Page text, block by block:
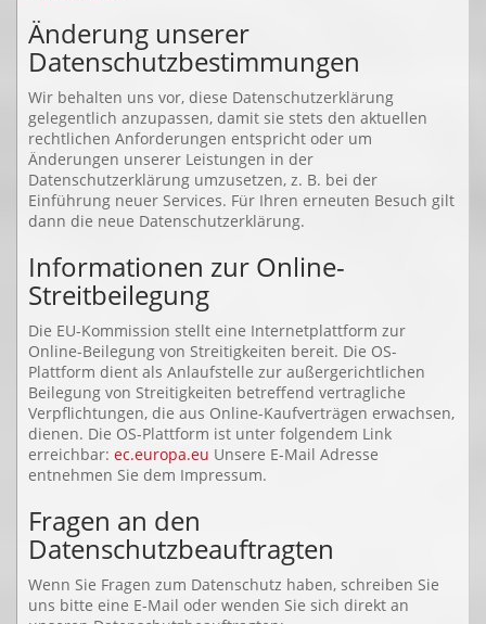
Änderung unserer
Datenschutzbestimmungen
Wir behalten uns vor, diese Datenschutzerklärung
gelegentlich anzupassen, damit sie stets den aktuellen
rechtlichen Anforderungen entspricht oder um
Änderungen unserer Leistungen in der
Datenschutzerklärung umzusetzen, z. B. bei der
Einführung neuer Services. Für Ihren erneuten Besuch gilt
dann die neue Datenschutzerklärung.
Informationen zur Online-
Streitbeilegung
Die EU-Kommission stellt eine Internetplattform zur
Online-Beilegung von Streitigkeiten bereit. Die OS-
Plattform dient als Anlaufstelle zur außergerichtlichen
Beilegung von Streitigkeiten betreffend vertragliche
Verpflichtungen, die aus Online-Kaufverträgen erwachsen,
dienen. Die OS-Plattform ist unter folgendem Link
erreichbar: ec.europa.eu Unsere E-Mail Adresse
entnehmen Sie dem Impressum.
Fragen an den
Datenschutzbeauftragten
Wenn Sie Fragen zum Datenschutz haben, schreiben Sie
uns bitte eine E-Mail oder wenden Sie sich direkt an